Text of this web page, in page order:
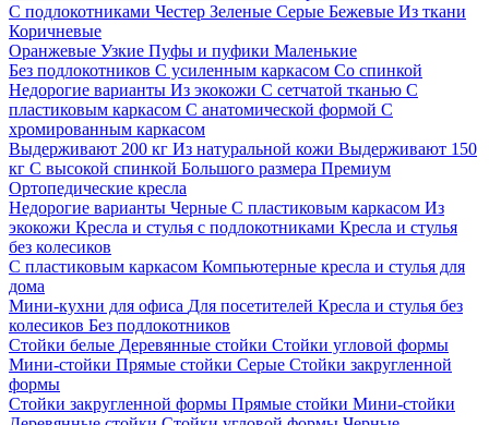
С подлокотниками Честер Зеленые Серые Бежевые Из ткани
Коричневые
Оранжевые Узкие Пуфы и пуфики Маленькие
Без подлокотников С усиленным каркасом Со спинкой
Недорогие варианты Из экокожи С сетчатой тканью С
пластиковым каркасом С анатомической формой С
хромированным каркасом
Выдерживают 200 кг Из натуральной кожи Выдерживают 150
кг С высокой спинкой Большого размера Премиум
Ортопедические кресла
Недорогие варианты Черные С пластиковым каркасом Из
экокожи Кресла и стулья с подлокотниками Кресла и стулья
без колесиков
С пластиковым каркасом Компьютерные кресла и стулья для
дома
Мини-кухни для офиса Для посетителей Кресла и стулья без
колесиков Без подлокотников
Стойки белые Деревянные стойки Стойки угловой формы
Мини-стойки Прямые стойки Серые Стойки закругленной
формы
Стойки закругленной формы Прямые стойки Мини-стойки